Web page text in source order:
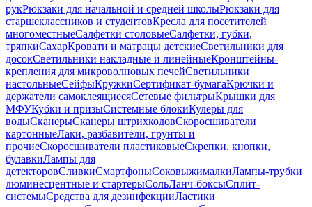
рукРюкзаки для начальной и средней школыРюкзаки для
старшеклассников и студентовКресла для посетителей
многоместныеСалфетки столовыеСалфетки, губки,
тряпкиСахарКровати и матрацы детскиеСветильники для
досокСветильники накладные и линейныеКронштейны-
крепления для микроволновых печейСветильники
настольныеСейфыКружкиСертификат-бумагаКрючки и
держатели самоклеящиесяСетевые фильтрыКрышки для
МФУКубки и призыСистемные блокиКулеры для
водыСканерыСканеры штрихкодовСкоросшиватели
картонныеЛаки, разбавители, грунты и
прочиеСкоросшиватели пластиковыеСкрепки, кнопки,
булавкиЛампы для
детекторовСливкиСмартфоныСоковыжималкиЛампы-трубки
люминесцентные и стартерыСольЛанч-боксыСплит-
системыСредства для дезинфекцииЛастики